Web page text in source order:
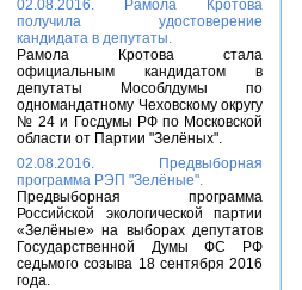
02.08.2016. Рамола Кротова
получила удостоверение
кандидата в депутаты.
Рамола Кротова стала
официальным кандидатом в
депутаты Мособлдумы по
одномандатному Чеховскому округу
№ 24 и Госдумы РФ по Московской
области от Партии "Зелёных".
02.08.2016. Предвыборная
программа РЭП "Зелёные".
Предвыборная программа
Российской экологической партии
«Зелёные» на выборах депутатов
Государственной Думы ФС РФ
седьмого созыва 18 сентября 2016
года.